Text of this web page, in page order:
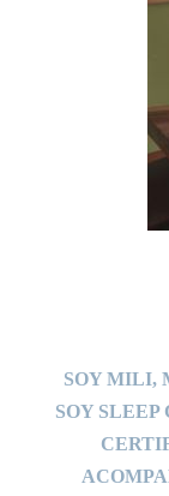
SOY MILI,
SOY